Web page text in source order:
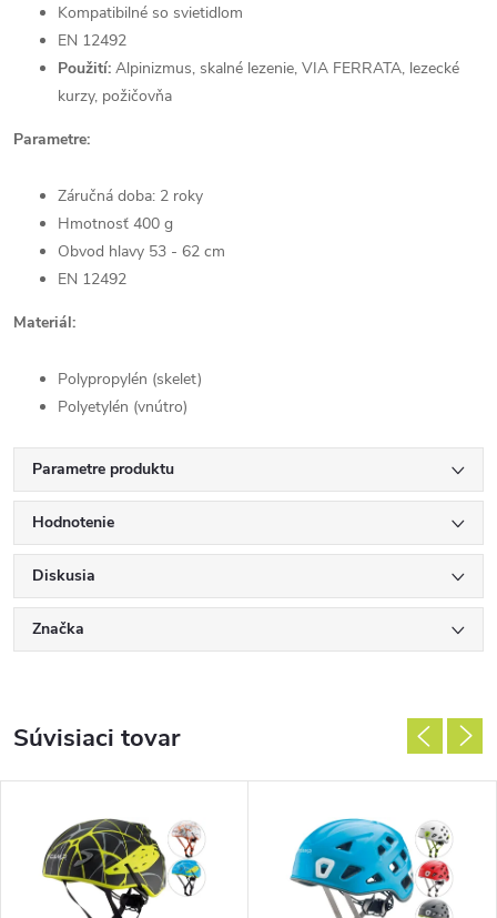
Kompatibilné so svietidlom
EN 12492
Použití: Alpinizmus, skalné lezenie, VIA FERRATA, lezecké
kurzy, požičovňa
Parametre:
Záručná doba: 2 roky
Hmotnosť 400 g
Obvod hlavy 53 - 62 cm
EN 12492
Materiál:
Polypropylén (skelet)
Polyetylén (vnútro)
Parametre produktu
Hodnotenie
Diskusia
Značka
Súvisiaci tovar